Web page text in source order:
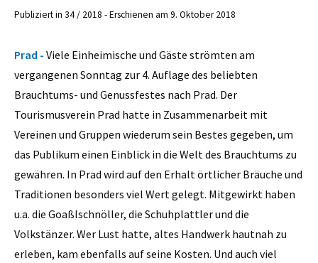
Publiziert in 34 / 2018 - Erschienen am 9. Oktober 2018
Prad - Viele Einheimische und Gäste strömten am
vergangenen Sonntag zur 4. Auflage des beliebten
Brauchtums- und Genussfestes nach Prad. Der
Tourismusverein Prad hatte in Zusammenarbeit mit
Vereinen und Gruppen wiederum sein Bestes gegeben, um
das Publikum einen Einblick in die Welt des Brauchtums zu
gewähren. In Prad wird auf den Erhalt örtlicher Bräuche und
Traditionen besonders viel Wert gelegt. Mitgewirkt haben
u.a. die Goaßlschnöller, die Schuhplattler und die
Volkstänzer. Wer Lust hatte, altes Handwerk hautnah zu
erleben, kam ebenfalls auf seine Kosten. Und auch viel